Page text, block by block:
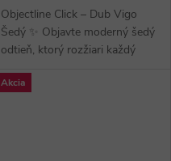
Objectline Click – Dub Vigo
Šedý ✨ Objavte moderný šedý
odtieň, ktorý rozžiari každý
s integrovanou korkovou...
Akcia